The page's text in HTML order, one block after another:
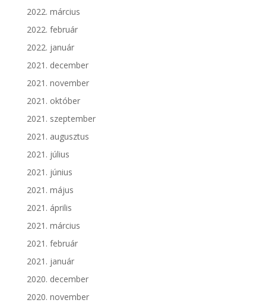
2022. március
2022. február
2022. január
2021. december
2021. november
2021. október
2021. szeptember
2021. augusztus
2021. július
2021. június
2021. május
2021. április
2021. március
2021. február
2021. január
2020. december
2020. november